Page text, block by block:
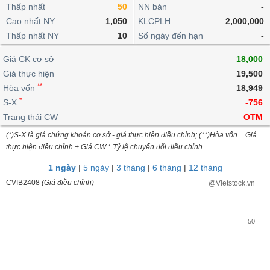
lỗ
dịch
nội
Niên
giám
Tài
liệu
cổ
Định
giá
ngoài
doanh
Top
cổ
phiếu
ngành
dịch
Chứng
quyền
quan
Thống
giao
dịch
Thống
giao
dịch
Tin
tức
Phân
tích
kỹ
thuật
trực
tuyến
Bộ
lọc
cổ
So
Vĩ
mô
lai
Chứng
quyền
Trái
phiếu
IR
Awards
tạo
Dịch
vụ
Thấp nhất
50
Cao nhất NY
1,050
Thấp nhất NY
10
NN bán
-
KLCPLH
2,000,000
Số ngày đến hạn
-
Giá CK cơ sở
18,000
Giá thực hiện
19,500
Hòa vốn **
18,949
S-X *
-756
Trạng thái CW
OTM
(*)S-X là giá chứng khoán cơ sở - giá thực hiện điều chỉnh; (**)Hòa vốn = Giá
thực hiện điều chỉnh + Giá CW * Tỷ lệ chuyển đổi điều chỉnh
1 ngày| 5 ngày| 3 tháng | 6 tháng | 12 tháng
CVIB2408 (Giá điều chỉnh) @Vietstock.vn
50
BẤT
ĐỘNG
SẢN
TÀI
CHÍNH
HÀNG